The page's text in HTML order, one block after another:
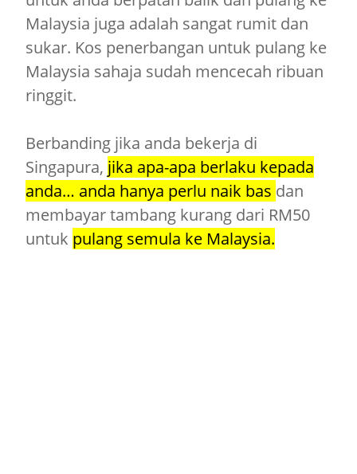
Malaysia juga adalah sangat rumit dan
sukar. Kos penerbangan untuk pulang ke
Malaysia sahaja sudah mencecah ribuan
ringgit.
Berbanding jika anda bekerja di
Singapura, jika apa-apa berlaku kepada
anda… anda hanya perlu naik bas dan
membayar tambang kurang dari RM50
untuk pulang semula ke Malaysia.